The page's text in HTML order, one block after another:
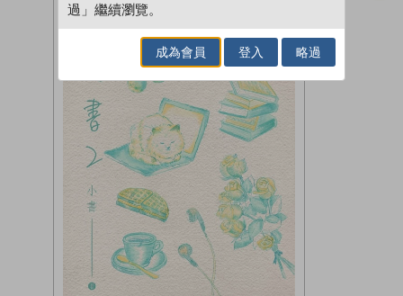
過」繼續瀏覽。
成為會員 登入 略過